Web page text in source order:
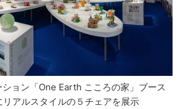
ョン「One Earth こころの家」ブース
アルスタイルの５チェアを展示